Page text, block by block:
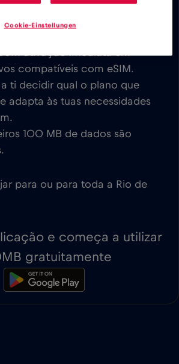
é instantânea.
nossos planos de dados
ativação imediata em
compatíveis com eSIM.
ti decidir qual o plano que
adapta às tuas necessidades
100 MB de dados são
para ou para toda a Rio de
e começa a utilizar
gratuitamente
Cookie-Einstellungen